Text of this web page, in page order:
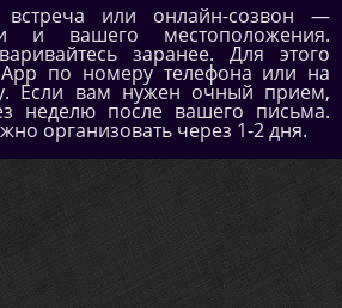
или онлайн-созвон —
и вашего местоположения.
заранее. Для этого
по номеру телефона или на
Если вам нужен очный прием,
неделю после вашего письма.
организовать через 1-2 дня.